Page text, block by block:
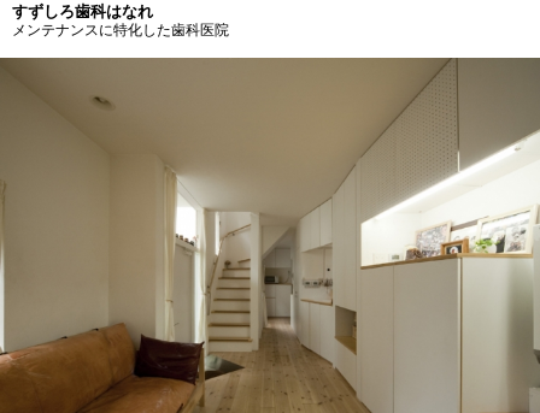
すずしろ歯科はなれ
メンテナンスに特化した歯科医院